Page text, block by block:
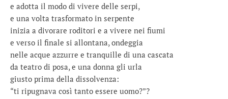
e adotta il modo di vivere delle serpi,
e una volta trasformato in serpente
inizia a divorare roditori e a vivere nei fiumi
e verso il finale si allontana, ondeggia
nelle acque azzurre e tranquille di una cascata
da teatro di posa, e una donna gli urla
giusto prima della dissolvenza:
“ti ripugnava così tanto essere uomo?”?